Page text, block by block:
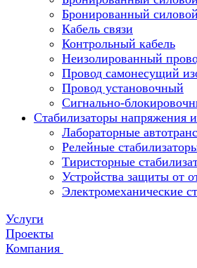
Бронированный
Кабель связи
Контрольный кабель
Неизолированный
Провод самонесущий
Провод установочный
Сигнально-
Стабилизаторы напряжения
Лабораторные
Релейные
Тиристорные
Устройства защиты от
Электромеханические
Услуги
Проекты
Компания